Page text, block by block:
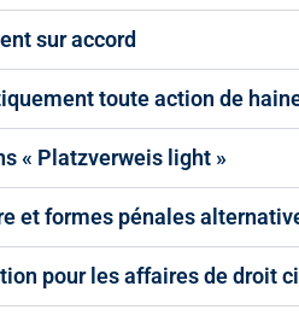
sur accord
toute action de
« Platzverweis light »
et formes pénales
pour les affaires de droit